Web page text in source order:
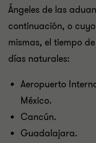
Ángeles de las
continuación, o
mismas, el tiempo
días naturales:
Aeropuerto
México.
Cancún.
Guadalajara.